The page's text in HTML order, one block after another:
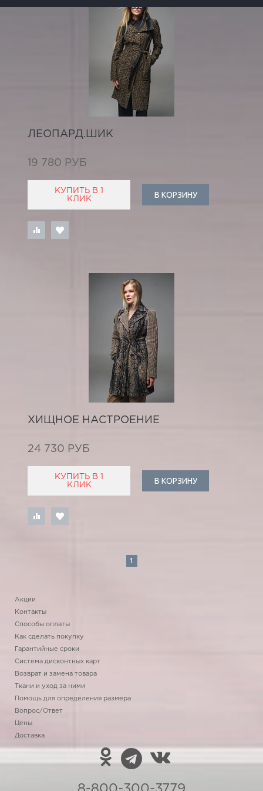
ЛЕОПАРД.ШИК
19 780 РУБ
КУПИТЬ В 1
КЛИК
В КОРЗИНУ
ХИЩНОЕ НАСТРОЕНИЕ
24 730 РУБ
КУПИТЬ В 1
КЛИК
В КОРЗИНУ
1
Акции
Контакты
Способы оплаты
Как сделать покупку
Гарантийные сроки
Система дисконтных карт
Возврат и замена товара
Ткани и уход за ними
Помощь для определения размера
Вопрос/Ответ
Цены
Доставка